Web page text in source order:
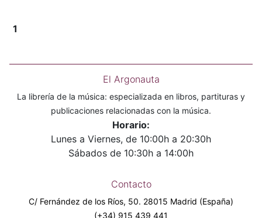
1
El Argonauta
La librería de la música: especializada en libros, partituras y
publicaciones relacionadas con la música.
Horario:
Lunes a Viernes, de 10:00h a 20:30h
Sábados de 10:30h a 14:00h
Contacto
C/ Fernández de los Ríos, 50. 28015 Madrid (España)
(+34) 915 439 441